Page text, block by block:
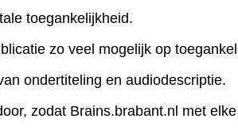
toegankelijkheid.
zo veel mogelijk op
ondertiteling en audiodescriptie.
zodat Brains.brabant.nl met